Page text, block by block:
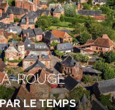
ROUGE
LE TEMPS